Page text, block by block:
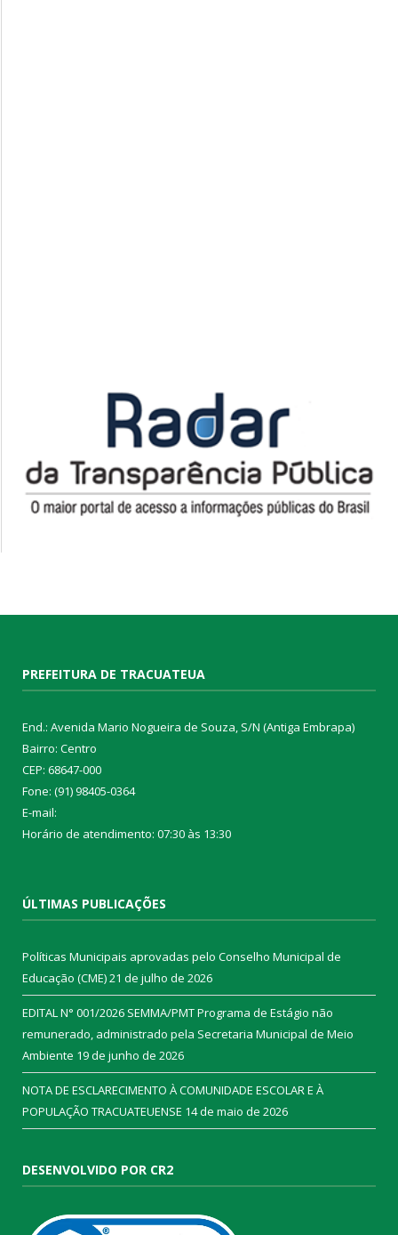
PREFEITURA DE TRACUATEUA
End.: Avenida Mario Nogueira de Souza, S/N (Antiga Embrapa)
Bairro: Centro
CEP: 68647-000
Fone: (91) 98405-0364
E-mail:
Horário de atendimento: 07:30 às 13:30
ÚLTIMAS PUBLICAÇÕES
Políticas Municipais aprovadas pelo Conselho Municipal de
Educação (CME)21 de julho de 2026
EDITAL N° 001/2026 SEMMA/PMT Programa de Estágio não
remunerado, administrado pela Secretaria Municipal de Meio
Ambiente 19 de junho de 2026
NOTA DE ESCLARECIMENTO À COMUNIDADE ESCOLAR E À
POPULAÇÃO TRACUATEUENSE 14 de maio de 2026
DESENVOLVIDO POR CR2